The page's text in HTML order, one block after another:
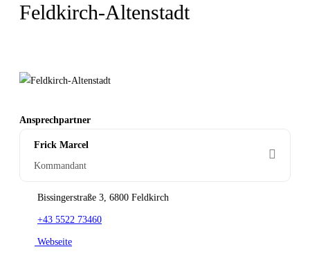
Feldkirch-Altenstadt
Ansprechpartner
Frick Marcel
Kommandant
Bissingerstraße 3, 6800 Feldkirch
+43 5522 73460
Webseite